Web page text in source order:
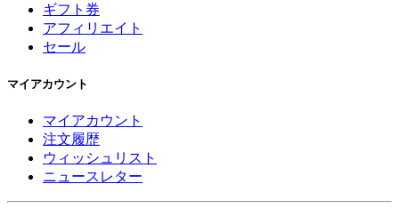
ギフト券
アフィリエイト
セール
マイアカウント
マイアカウント
注文履歴
ウィッシュリスト
ニュースレター